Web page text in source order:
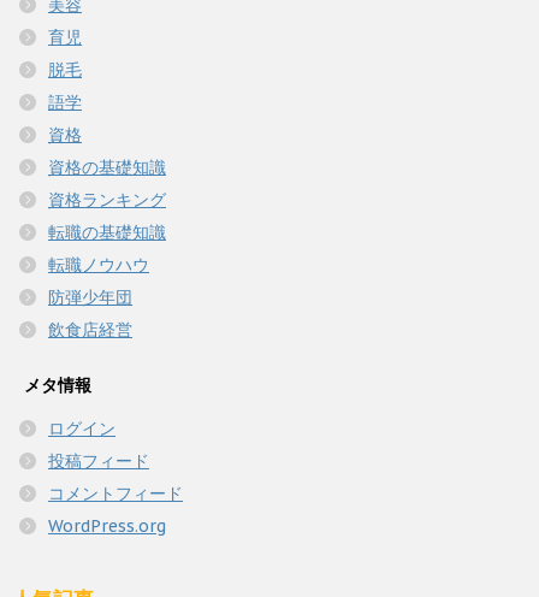
美容
育児
脱毛
語学
資格
資格の基礎知識
資格ランキング
転職の基礎知識
転職ノウハウ
防弾少年団
飲食店経営
メタ情報
ログイン
投稿フィード
コメントフィード
WordPress.org